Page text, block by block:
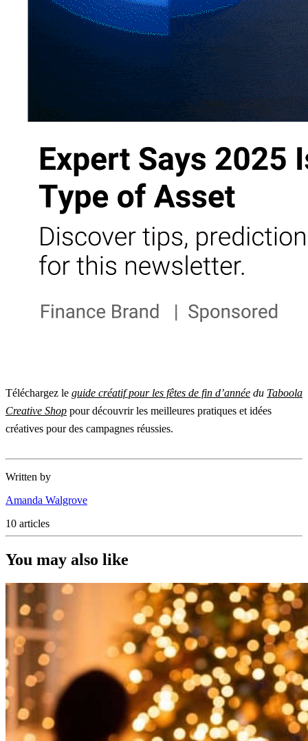
Téléchargez le guide créatif pour les fêtes de fin d’année du Taboola
Creative Shop pour découvrir les meilleures pratiques et idées
créatives pour des campagnes réussies.
Written by
Amanda Walgrove
10 articles
You may also like